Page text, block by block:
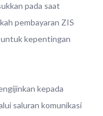
pada saat
pembayaran ZIS
untuk kepentingan
kepada
saluran komunikasi